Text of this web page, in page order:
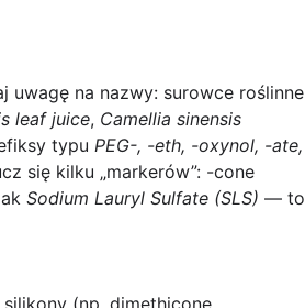
na nazwy: surowce roślinne
leaf juice, Camellia sinensis
typu PEG-, -eth, -oxynol, -ate,
się kilku „markerów”: -cone
Sodium Lauryl Sulfate (SLS) — to
silikony (np. dimethicone,